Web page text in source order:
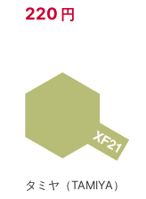
220 円
タミヤ（TAMIYA）